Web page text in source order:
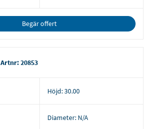
Begär offert
Artnr: 20853
Höjd:30.00
Diameter: N/A